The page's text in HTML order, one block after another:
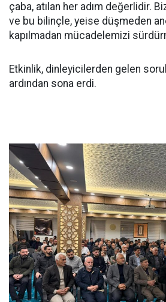
çaba, atılan her adım değerlidir.
ve bu bilinçle, yeise düşmeden
kapılmadan mücadelemizi
Etkinlik, dinleyicilerden gelen
ardından sona erdi.